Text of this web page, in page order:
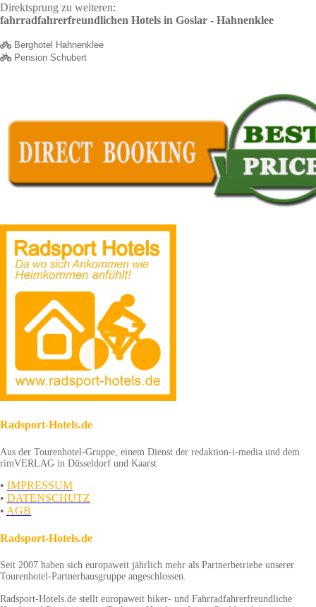
Direktsprung zu weiteren:
fahrradfahrerfreundlichen Hotels in Goslar - Hahnenklee
Berghotel Hahnenklee
Pension Schubert
Radsport-Hotels.de
Aus der Tourenhotel-Gruppe, einem Dienst der redaktion-i-media und dem
rimVERLAG in Düsseldorf und Kaarst
• IMPRESSUM
• DATENSCHUTZ
• AGB
Radsport-Hotels.de
Seit 2007 haben sich europaweit jährlich mehr als Partnerbetriebe unserer
Tourenhotel-Partnerhausgruppe angeschlossen.
Radsport-Hotels.de stellt europaweit biker- und Fahrradfahrerfreundliche